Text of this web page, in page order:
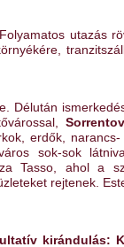
utazás
Délután
erdők, narancs-
sok-sok
Tasso, ahol a
rejtenek.
kirándulás: